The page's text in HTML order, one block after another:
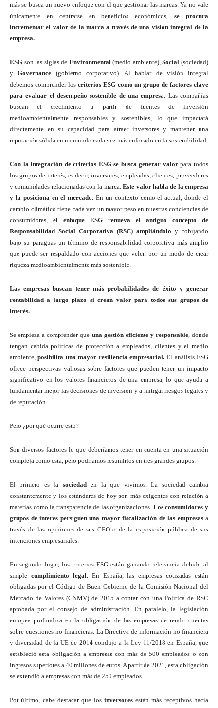
más se busca un nuevo enfoque con el que gestionar las marcas. Ya no vale
únicamente en centrarse en beneficios económicos,se procura
incrementar el valor de la marca a través de una visión integral de la
empresa.
ESG son las siglas de Environmental (medio ambiente),Social (sociedad)
yGovernance (gobierno corporativo). Al hablar de visión integral
debemos comprender los criterios ESG como un grupo de factores clave
para evaluar el desempeño sostenible de una empresa. Las compañías
buscan el crecimiento a partir de fuentes de inversión
medioambientalmente responsables y sostenibles, lo que impactará
directamente en su capacidad para atraer inversores y mantener una
reputación sólida en un mundo cada vez más enfocado en la sostenibilidad.
Con la integración de criterios ESG se busca generar valorpara todos
los grupos de interés, es decir, inversores, empleados, clientes, proveedores
y comunidades relacionadas con la marca.Este valor habla de la empresa
y la posiciona en el mercado. En un contexto como el actual, donde el
cambio climático tiene cada vez un mayor peso en nuestras conciencias de
consumidores, el enfoque ESG renueva el antiguo concepto de
Responsabilidad Social Corporativa (RSC) ampliándolo y cobijando
bajo su paraguas un término de responsabilidad corporativa más amplio
que puede ser respaldado con acciones que velen por un modo de crear
riqueza medioambientalmente más sostenible.
Las empresas buscan tener más probabilidades de éxito y generar
rentabilidad a largo plazo si crean valor para todos sus grupos de
interés.
Se empieza a comprender que una gestión eficiente y responsable, donde
tengan cabida políticas de protección a empleados, clientes y el medio
ambiente,posibilita una mayor resiliencia empresarial.El análisis ESG
ofrece perspectivas valiosas sobre factores que pueden tener un impacto
significativo en los valores financieros de una empresa, lo que ayuda a
fundamentar mejor las decisiones de inversión y a mitigar riesgos legales y
de reputación.
Pero ¿por qué ocurre esto?
Son diversos factores lo que deberíamos tener en cuenta en una situación
compleja como esta, pero podríamos resumirlos en tres grandes grupos.
El primero es la sociedaden la que vivimos. La sociedad cambia
constantemente y los estándares de hoy son más exigentes con relación a
materias como la transparencia de las organizaciones. Los consumidores y
grupos de interés persiguen una mayor fiscalización de las empresas a
través de las opiniones de sus CEO o de la exposición pública de sus
intenciones empresariales.
En segundo lugar, los criterios ESG están ganando relevancia debido al
simple cumplimiento legal. En España, las empresas cotizadas están
obligadas por el Código de Buen Gobierno de la Comisión Nacional del
Mercado de Valores (CNMV) de 2015 a contar con una Política de RSC
aprobada por el consejo de administración. En paralelo, la legislación
europea profundiza en la obligación de las empresas de rendir cuentas
sobre cuestiones no financieras. La Directiva de información no financiera
y diversidad de la UE de 2014 condujo a la Ley 11/2018 en España, que
estableció esta obligación a empresas con más de 500 empleados o con
ingresos superiores a 40 millones de euros. A partir de 2021, esta obligación
se extendió a empresas con más de 250 empleados.
Por último, cabe destacar que los inversoresestán más receptivos hacia